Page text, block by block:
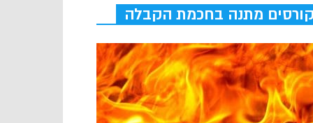
קורסים מתנה בחכמת הקבלה